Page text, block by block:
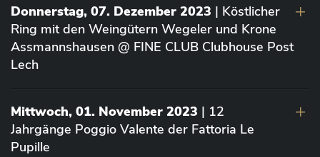
Donnerstag, 07. Dezember 2023 | Köstlicher
Ring mit den Weingütern Wegeler und Krone
Assmannshausen @ FINE CLUB Clubhouse Post
Lech
Mittwoch, 01. November 2023 | 12
Jahrgänge Poggio Valente der Fattoria Le
Pupille